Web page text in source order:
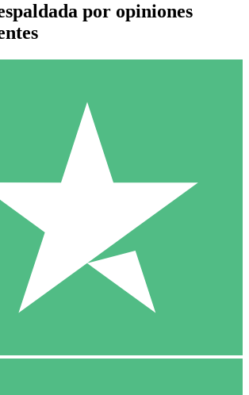
de Créditos Individuales
con créditos de descarga. Sin compromiso
10 00
por opiniones